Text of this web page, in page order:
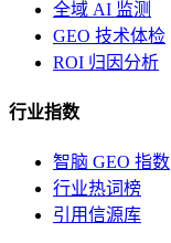
全域 AI 监测
GEO 技术体检
ROI 归因分析
行业指数
智脑 GEO 指数
行业热词榜
引用信源库